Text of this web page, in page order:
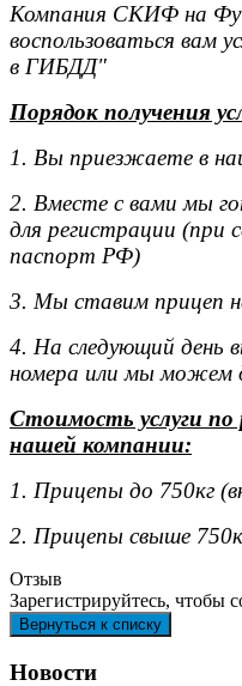
Компания СКИФ на
воспользоваться вам
в ГИБДД"
Порядок получения
1. Вы приезжаете в
2. Вместе с вами мы
для регистрации (при
паспорт РФ)
3. Мы ставим прицеп
4. На следующий день
номера или мы можем
Стоимость услуги по
нашей компании:
1. Прицепы до 750кг
2. Прицепы свыше
Отзыв
Зарегистрируйтесь, чтобы
Новости